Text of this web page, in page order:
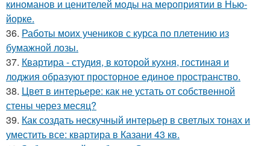
киноманов и ценителей моды на мероприятии в Нью-
йорке.
36. Работы моих учеников с курса по плетению из
бумажной лозы.
37. Квартира - студия, в которой кухня, гостиная и
лоджия образуют просторное единое пространство.
38. Цвет в интерьере: как не устать от собственной
стены через месяц?
39. Как создать нескучный интерьер в светлых тонах и
уместить все: квартира в Казани 43 кв.